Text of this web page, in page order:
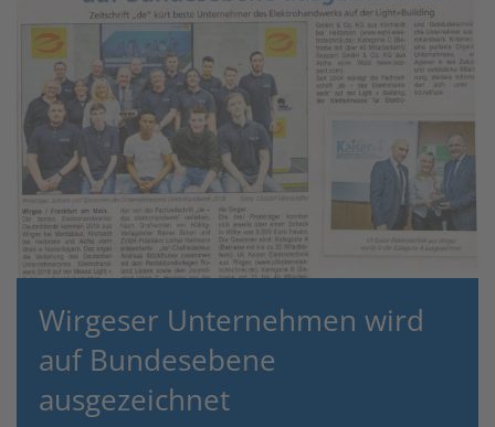
Wirgeser Unternehmen wird
auf Bundesebene
ausgezeichnet